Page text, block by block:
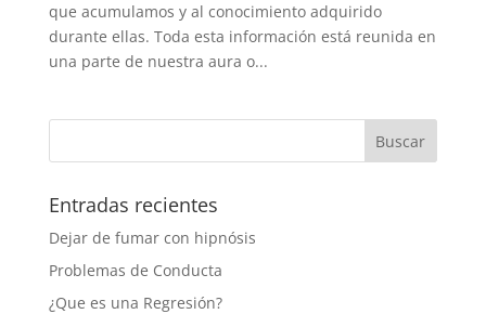
que acumulamos y al conocimiento adquirido
durante ellas. Toda esta información está reunida en
una parte de nuestra aura o...
Entradas recientes
Dejar de fumar con hipnósis
Problemas de Conducta
¿Que es una Regresión?